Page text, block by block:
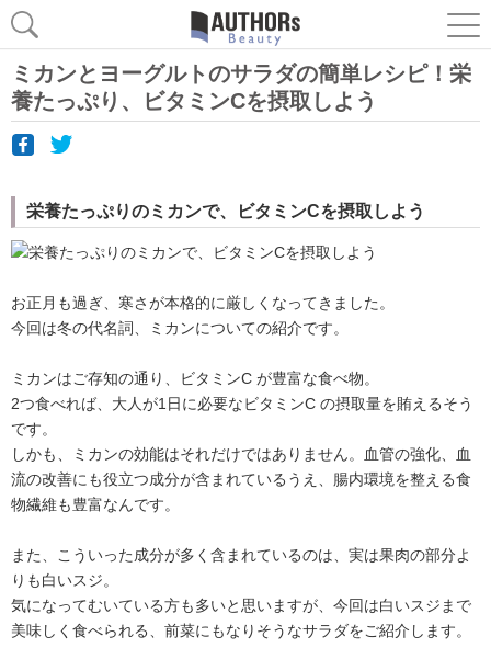
ミカンとヨーグルトのサラダの簡単レシピ！栄
養たっぷり、ビタミンCを摂取しよう
栄養たっぷりのミカンで、ビタミンCを摂取しよう
お正月も過ぎ、寒さが本格的に厳しくなってきました。
今回は冬の代名詞、ミカンについての紹介です。
ミカンはご存知の通り、ビタミンC が豊富な食べ物。
2つ食べれば、大人が1日に必要なビタミンC の摂取量を賄えるそう
です。
しかも、ミカンの効能はそれだけではありません。血管の強化、血
流の改善にも役立つ成分が含まれているうえ、腸内環境を整える食
物繊維も豊富なんです。
また、こういった成分が多く含まれているのは、実は果肉の部分よ
りも白いスジ。
気になってむいている方も多いと思いますが、今回は白いスジまで
美味しく食べられる、前菜にもなりそうなサラダをご紹介します。